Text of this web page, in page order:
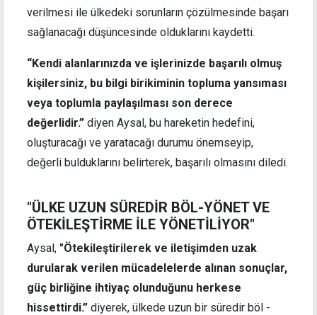
verilmesi ile ülkedeki sorunların çözülmesinde başarı
sağlanacağı düşüncesinde olduklarını kaydetti.
“Kendi alanlarınızda ve işlerinizde başarılı olmuş
kişilersiniz, bu bilgi birikiminin topluma yansıması
veya toplumla paylaşılması son derece
değerlidir.” diyen Aysal, bu hareketin hedefini,
oluşturacağı ve yaratacağı durumu önemseyip,
değerli bulduklarını belirterek, başarılı olmasını diledi.
"ÜLKE UZUN SÜREDİR BÖL-YÖNET VE
ÖTEKİLEŞTİRME İLE YÖNETİLİYOR"
Aysal, "Ötekileştirilerek ve iletişimden uzak
durularak verilen mücadelelerde alınan sonuçlar,
güç birliğine ihtiyaç olunduğunu herkese
hissettirdi.” diyerek, ülkede uzun bir süredir böl -